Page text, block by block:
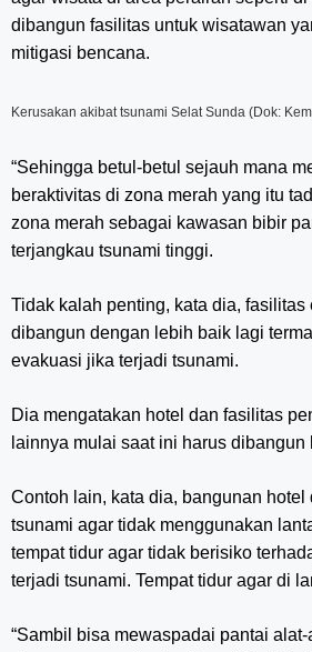
dibangun fasilitas untuk wisatawan
mitigasi bencana.
Kerusakan akibat tsunami Selat Sunda (Dok:
“Sehingga betul-betul sejauh mana
beraktivitas di zona merah yang itu
zona merah sebagai kawasan bibir
terjangkau tsunami tinggi.
Tidak kalah penting, kata dia,
dibangun dengan lebih baik lagi
evakuasi jika terjadi tsunami.
Dia mengatakan hotel dan fasilitas
lainnya mulai saat ini harus dibangun
Contoh lain, kata dia, bangunan hotel
tsunami agar tidak menggunakan
tempat tidur agar tidak berisiko
terjadi tsunami. Tempat tidur agar di
“Sambil bisa mewaspadai pantai